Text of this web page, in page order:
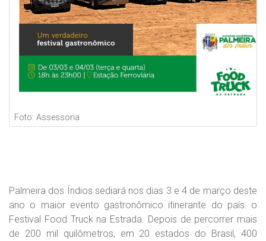
Foto: Assessoria
Palmeira dos Índios sediará nos dias 3 e 4 de março deste
ano o maior evento gastronômico itinerante do país: o
Festival Food Truck na Estrada. Depois de percorrer mais
de 200 mil quilômetros, em 20 estados do Brasil, 400